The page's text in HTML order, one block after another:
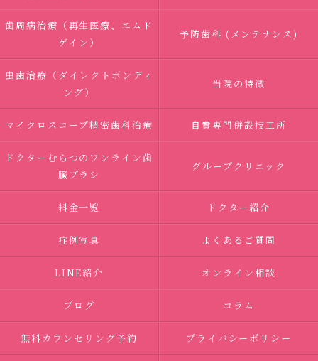
歯周病治療（再生医療、エムド
ゲイン）
予防歯科 (メンテナンス)
虫歯治療（ダイレクトボンディ
ング）
当院の特徴
マイクロスコープ精密歯科治療 自費専門併設技工所
ドクターむらつのワンライン歯
臓ブラシ
グループクリニック
料金一覧 ドクター紹介
症例写真 よくあるご質問
LINE紹介 オンライン相談
ブログ コラム
無料カウンセリング予約 プライバシーポリシー